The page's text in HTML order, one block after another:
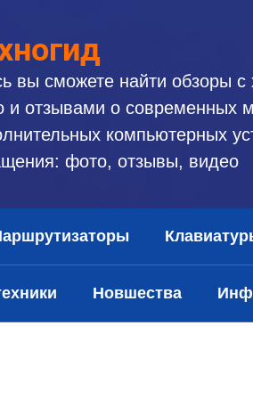
вы сможете найти обзоры с
и отзывами о современных
компьютерных
фото, отзывы, видео
Новшества